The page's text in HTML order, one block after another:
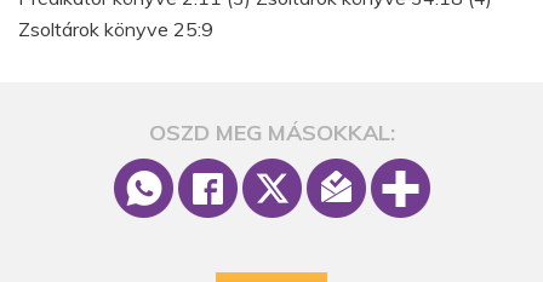
Zsoltárok könyve 25:9
OSZD MEG MÁSOKKAL: